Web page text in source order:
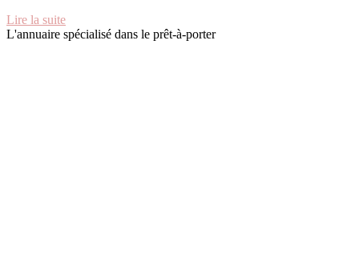
Lire la suite
L'annuaire spécialisé dans le prêt-à-porter